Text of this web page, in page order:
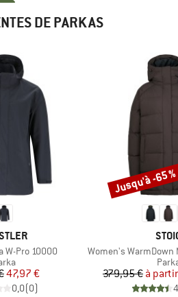
DE PARKAS
W-Pro 10000
group
Prix
Prix réduit
47,97 €
0,0(0)
Article
Women's WarmDown
379,95 € à
Remise
Jusqu'à -65 %